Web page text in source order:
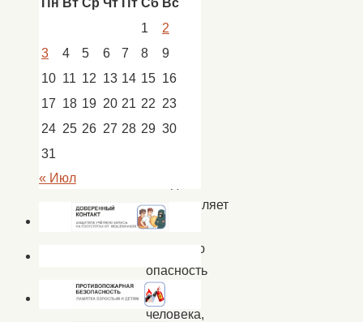
Пожар
—
это
представляет
собой
огромную
опасность
для
человека,
Пн Вт Ср Чт Пт Сб Вс
1
2
3
4 5 6 7 8
9
10 11 12 13 14 15 16
17 18 19 20 21 22 23
24 25 26 27 28 29 30
31
« Июл